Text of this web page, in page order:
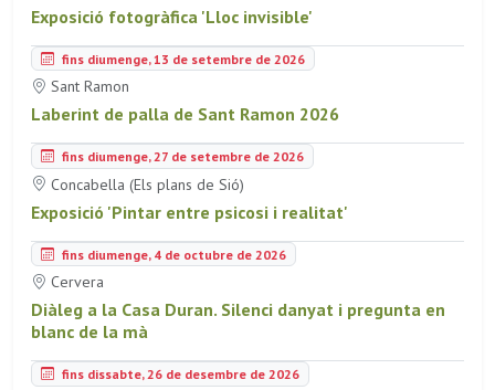
Exposició fotogràfica 'Lloc invisible'
fins diumenge, 13 de setembre de 2026
Sant Ramon
Laberint de palla de Sant Ramon 2026
fins diumenge, 27 de setembre de 2026
Concabella (Els plans de Sió)
Exposició 'Pintar entre psicosi i realitat'
fins diumenge, 4 de octubre de 2026
Cervera
Diàleg a la Casa Duran. Silenci danyat i pregunta en
blanc de la mà
fins dissabte, 26 de desembre de 2026